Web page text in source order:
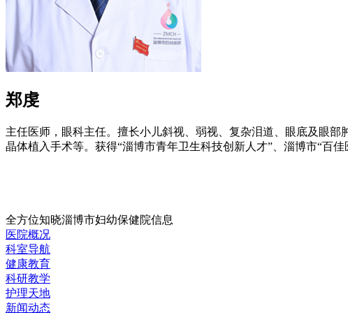
郑虔
主任医师，眼科主任。擅长小儿斜视、弱视、复杂泪道、眼底及眼
晶体植入手术等。获得“淄博市青年卫生科技创新人才”、淄博市“百
全方位知晓淄博市妇幼保健院信息
医院概况
科室导航
健康教育
科研教学
护理天地
新闻动态